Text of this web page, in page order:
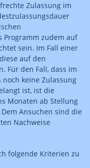
Zulassung im
Programm zudem auf
sein. Im Fall einer
auf den
Für den Fall, dass im
keine Zulassung
ist, ist die
Monaten ab Stellung
Ansuchen sind die
Nachweise
folgende Kriterien zu